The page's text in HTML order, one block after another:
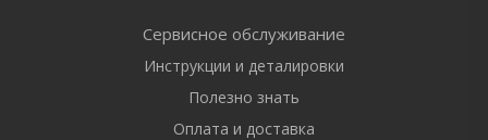
Сервисное обслуживание
Инструкции и деталировки
Полезно знать
Оплата и доставка